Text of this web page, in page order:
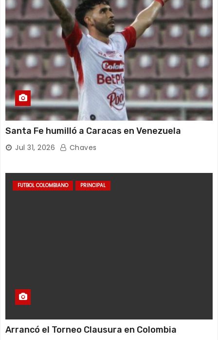
Santa Fe humilló a Caracas en Venezuela
Jul 31, 2026 Chaves
FUTBOL COLOMBIANO PRINCIPAL
Arrancó el Torneo Clausura en Colombia